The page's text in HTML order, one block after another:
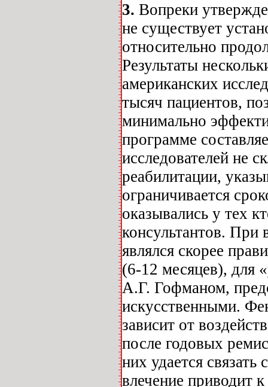
3. Вопреки
не существует
относительно
Результаты
американских
тысяч пациентов,
минимально
программе
исследователей не
реабилитации,
ограничивается
оказывались у тех
консультантов.
являлся скорее
(6-12 месяцев), для
А.Г. Гофманом,
искусственными.
зависит от
после годовых
них удается связать
влечение приводит